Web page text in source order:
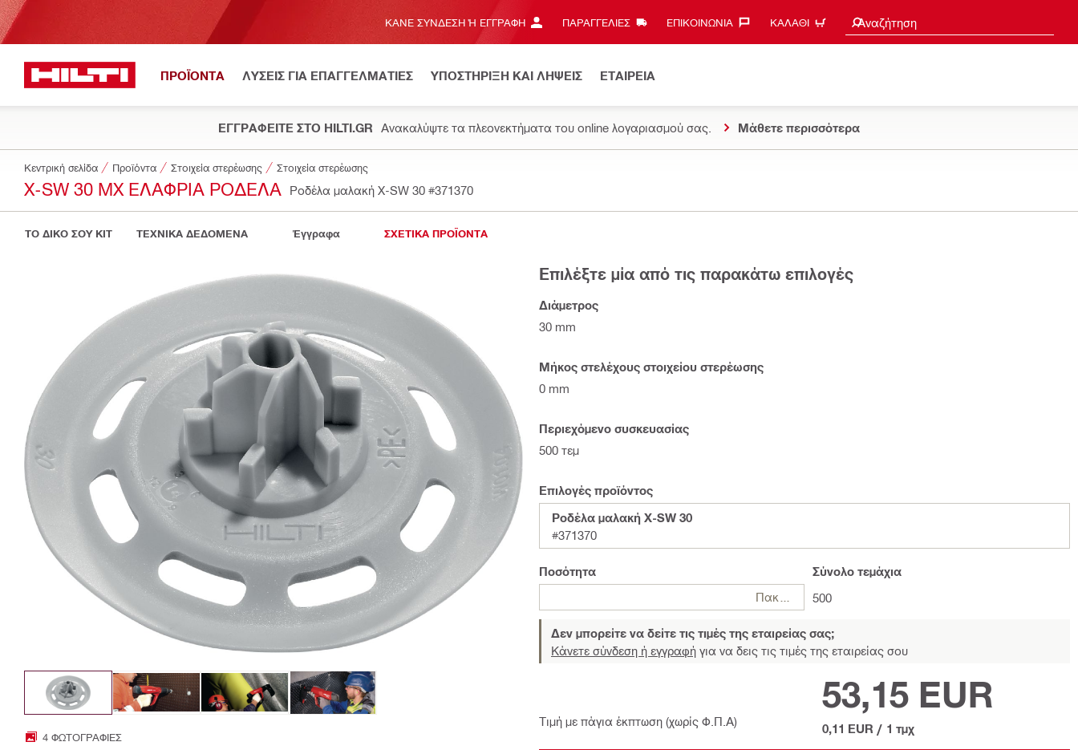
ΚΆΝΕ ΣΎΝΔΕΣΗ Ή ΕΓΓΡΑΦΉ ΠΑΡΑΓΓΕΛΙΕΣ ΕΠΙΚΟΙΝΩΝΊΑ‎ ΚΑΛΆΘΙ Αναζήτηση
Search suggestions
ΠΡΟΪΟΝΤΑ ΛΥΣΕΙΣ ΓΙΑ ΕΠΑΓΓΕΛΜΑΤΙΕΣ ΥΠΟΣΤΗΡΙΞΗ ΚΑΙ ΛΗΨΕΙΣ ΕΤΑΙΡΕΙΑ
ΕΓΓΡΑΦΕΙΤΕ ΣΤΟ HILTI.GR Ανακαλύψτε τα πλεονεκτήματα του online λογαριασμού σας. Μάθετε περισσότερα
Κεντρική σελίδα Προϊόντα Στοιχεία στερέωσης Στοιχεία στερέωσης
X-SW 30 MX ΕΛΑΦΡΙΆ ΡΟΔΈΛΑ Ροδέλα μαλακή X-SW 30 #371370
ΤΟ ΔΙΚΟ ΣΟΥ KIT ΤΕΧΝΙΚΑ ΔΕΔΟΜΕΝΑ Έγγραφα ΣΧΕΤΙΚΑ ΠΡΟΪΟΝΤΑ
4 ΦΩΤΟΓΡΑΦΊΕΣ
Επιλέξτε μία από τις παρακάτω επιλογές
Διάμετρος
30 mm
Μήκος στελέχους στοιχείου στερέωσης
0 mm
Περιεχόμενο συσκευασίας
500 τεμ
Επιλογές προϊόντος
Ροδέλα μαλακή X-SW 30
#371370
Ποσότητα
Σύνολο τεμάχια
500
Δεν μπορείτε να δείτε τις τιμές της εταιρείας σας;
Κάνετε σύνδεση ή εγγραφή για να δεις τις τιμές της εταιρείας σου
Τιμή με πάγια έκπτωση (χωρίς Φ.Π.Α)
53,15 EUR
0,11 EUR / 1 τμχ